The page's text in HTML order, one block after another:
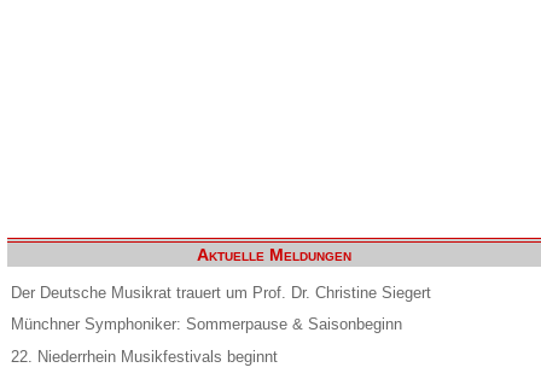
Aktuelle Meldungen
Der Deutsche Musikrat trauert um Prof. Dr. Christine Siegert
Münchner Symphoniker: Sommerpause & Saisonbeginn
22. Niederrhein Musikfestivals beginnt